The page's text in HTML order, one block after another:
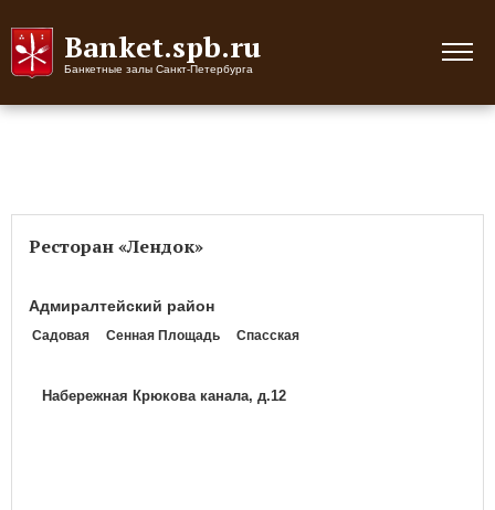
Banket.spb.ru
Банкетные залы Санкт-Петербурга
Ресторан «Лендок»
Адмиралтейский район
Садовая Сенная Площадь Спасская
Набережная Крюкова канала, д.12